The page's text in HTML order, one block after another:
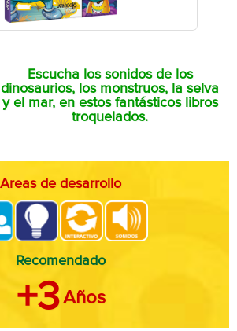
Escucha los sonidos de los
dinosaurios, los monstruos, la selva
y el mar, en estos fantásticos libros
troquelados.
Areas de desarrollo
Recomendado
+3Años